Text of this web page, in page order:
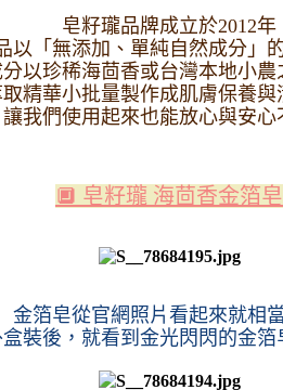
皂籽瓏品牌成立於2012年
以「無添加、單純自然成分」
分以珍稀海茴香或台灣本地小農
取精華小批量製作成肌膚保養與
讓我們使用起來也能放心與安心
🔲 皂籽瓏 海茴香金箔皂
金箔皂從官網照片看起來就相
裝後，就看到金光閃閃的金箔